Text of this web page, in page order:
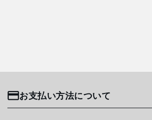
お支払い方法について